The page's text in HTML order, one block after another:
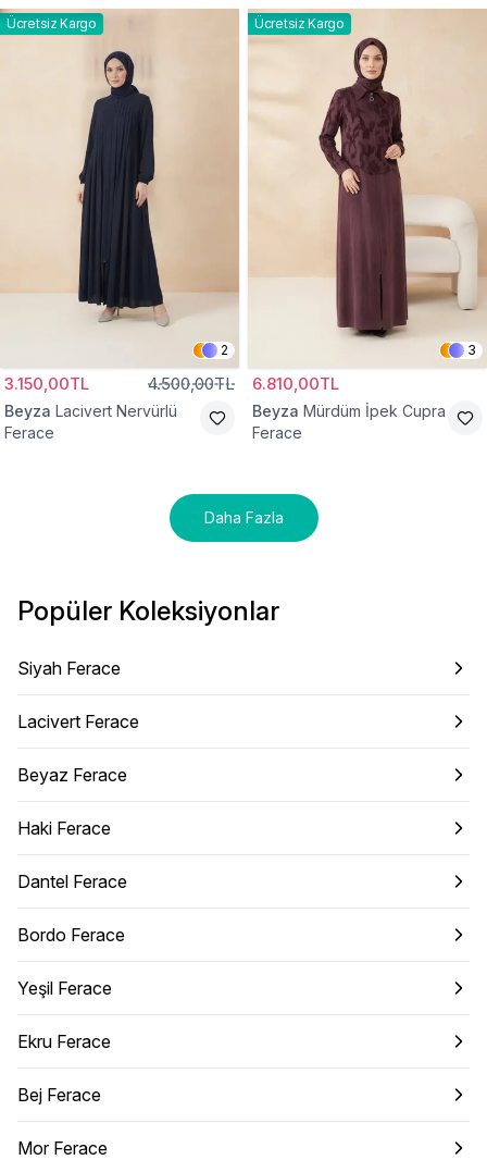
Ücretsiz Kargo
2
3.150,00TL 4.500,00TL
Beyza Lacivert Nervürlü
Ferace
Ücretsiz Kargo
3
6.810,00TL
Beyza Mürdüm İpek Cupra
Ferace
Daha Fazla
Popüler Koleksiyonlar
Siyah Ferace
Lacivert Ferace
Beyaz Ferace
Haki Ferace
Dantel Ferace
Bordo Ferace
Yeşil Ferace
Ekru Ferace
Bej Ferace
Mor Ferace